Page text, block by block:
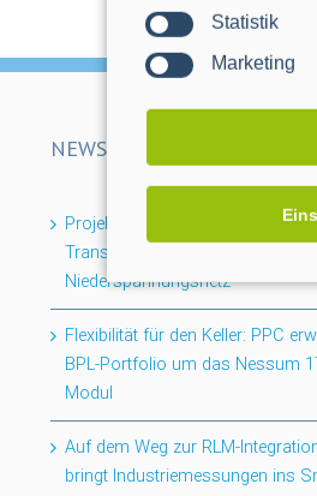
Statistik
Marketing
NEWS
Projektabschluss CACTUS: Mehr
Transparenz für das
Niederspannungsnetz
Flexibilität für den Keller: PPC
BPL-Portfolio um das Nessum
Modul
Auf dem Weg zur RLM-
bringt Industriemessungen ins